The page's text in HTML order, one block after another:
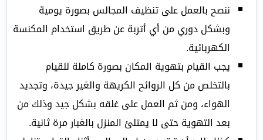
ننصح بالعمل على تنظيف المجالس بصورة يومية
وبشكل دوري من أي أتربة عن طريق استخدام المكنسة
الكهربائية.
يجب القيام بتهوية المكان بصورة كاملة للقيام
بالتخلص من كل الروائح الكريهة والغير جيدة، وتجديد
الهواء، ومن ثم العمل على غلقه بشكل جيد وذلك من
بعد التهوية حتى لا يمتلئ المنزل بالغبار مرة ثانية.